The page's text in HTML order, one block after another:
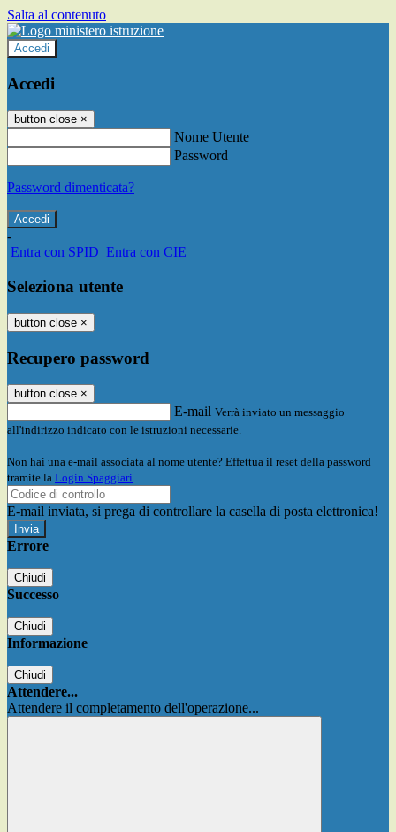
Salta al contenuto
Accedi
Accedi
button close ×
Nome Utente
Password
Password dimenticata?
-
Entra con SPID Entra con CIE
Seleziona utente
button close ×
Recupero password
button close ×
E-mail Verrà inviato un messaggio
all'indirizzo indicato con le istruzioni necessarie.
Non hai una e-mail associata al nome utente? Effettua il reset della password
tramite la Login Spaggiari
E-mail inviata, si prega di controllare la casella di posta elettronica!
Errore
Chiudi
Successo
Chiudi
Informazione
Chiudi
Attendere...
Attendere il completamento dell'operazione...